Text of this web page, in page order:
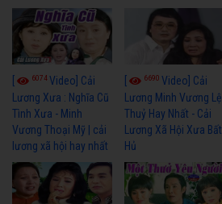
6074Video] Cải
Lương Xưa : Nghĩa Cũ
Tình Xưa - Minh
Vương Thoại Mỹ | cải
lương xã hội hay nhất
6690Video] Cải
Lương Minh Vương Lệ
Thuỷ Hay Nhất - Cải
Lương Xã Hội Xưa Bất
Hủ